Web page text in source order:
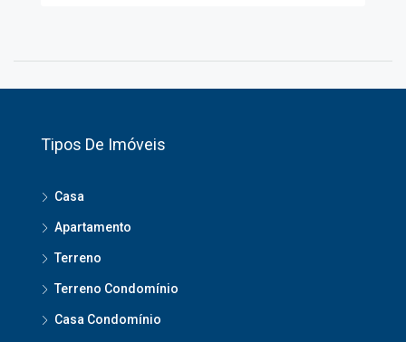
Tipos De Imóveis
Casa
Apartamento
Terreno
Terreno Condomínio
Casa Condomínio